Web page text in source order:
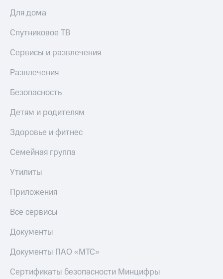
Для дома
Спутниковое ТВ
Сервисы и развлечения
Развлечения
Безопасность
Детям и родителям
Здоровье и фитнес
Семейная группа
Утилиты
Приложения
Все сервисы
Документы
Документы ПАО «МТС»
Сертификаты безопасности Минцифры